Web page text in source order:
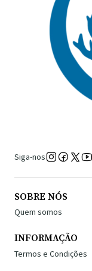
Siga-nos
SOBRE NÓS
Quem somos
INFORMAÇÃO
Termos e Condições